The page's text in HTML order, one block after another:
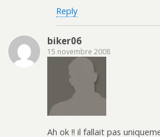
Reply
biker06
15 novembre 2008
Ah ok !! il fallait pas